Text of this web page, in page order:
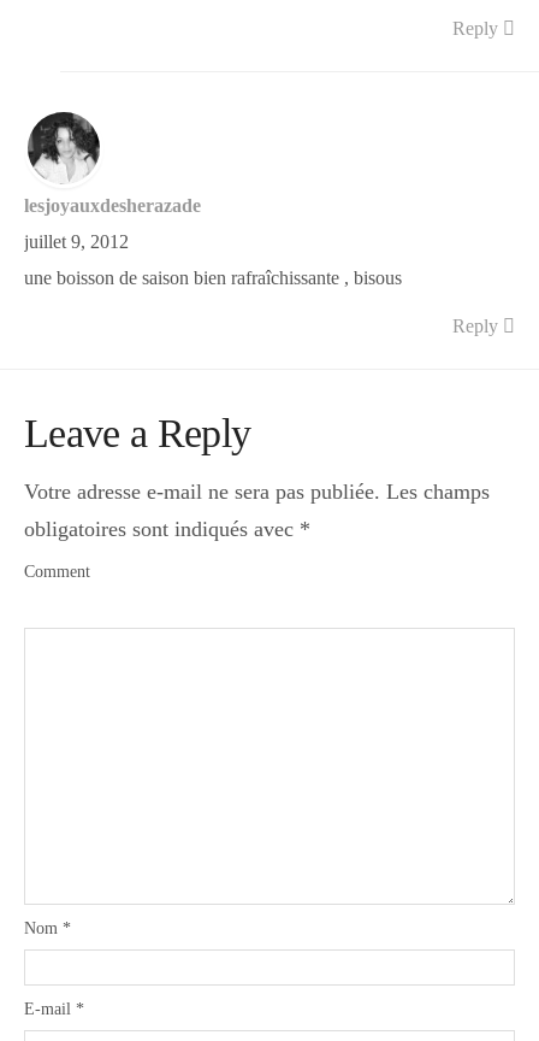
Reply
lesjoyauxdesherazade
juillet 9, 2012
une boisson de saison bien rafraîchissante , bisous
Reply
Leave a Reply
Votre adresse e-mail ne sera pas publiée. Les champs
obligatoires sont indiqués avec *
Comment
Nom *
E-mail *